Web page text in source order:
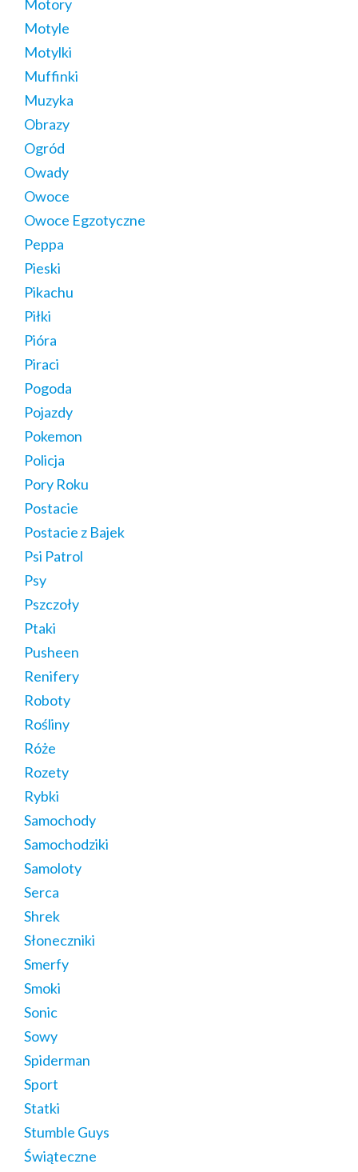
Motory
Motyle
Motylki
Muffinki
Muzyka
Obrazy
Ogród
Owady
Owoce
Owoce Egzotyczne
Peppa
Pieski
Pikachu
Piłki
Pióra
Piraci
Pogoda
Pojazdy
Pokemon
Policja
Pory Roku
Postacie
Postacie z Bajek
Psi Patrol
Psy
Pszczoły
Ptaki
Pusheen
Renifery
Roboty
Rośliny
Róże
Rozety
Rybki
Samochody
Samochodziki
Samoloty
Serca
Shrek
Słoneczniki
Smerfy
Smoki
Sonic
Sowy
Spiderman
Sport
Statki
Stumble Guys
Świąteczne